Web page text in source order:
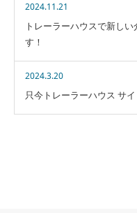
2024.11.21
トレーラーハウスで新し
す！
2024.3.20
只今トレーラーハウス サ